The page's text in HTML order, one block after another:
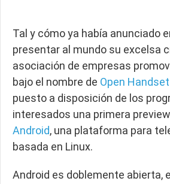
Tal y cómo ya había anunciado
presentar al mundo su excelsa
asociación de empresas
bajo el nombre de Open
puesto a disposición de los
interesados una primera
Android, una plataforma para
basada en Linux.
Android es doblemente abierta,